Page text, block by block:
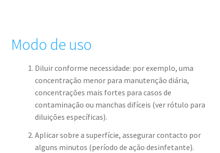
Modo de uso
Diluir conforme necessidade: por exemplo, uma
concentração menor para manutenção diária,
concentrações mais fortes para casos de
contaminação ou manchas difíceis (ver rótulo para
diluições específicas).
Aplicar sobre a superfície, assegurar contacto por
alguns minutos (período de ação desinfetante).